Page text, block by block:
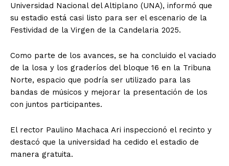
Universidad Nacional del Altiplano (UNA), informó que
su estadio está casi listo para ser el escenario de la
Festividad de la Virgen de la Candelaria 2025.
Como parte de los avances, se ha concluido el vaciado
de la losa y los graderíos del bloque 16 en la Tribuna
Norte, espacio que podría ser utilizado para las
bandas de músicos y mejorar la presentación de los
con juntos participantes.
El rector Paulino Machaca Ari inspeccionó el recinto y
destacó que la universidad ha cedido el estadio de
manera gratuita.